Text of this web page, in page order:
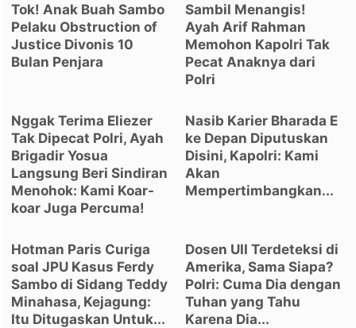
Tok! Anak Buah Sambo
Pelaku Obstruction of
Justice Divonis 10
Bulan Penjara
Sambil Menangis!
Ayah Arif Rahman
Memohon Kapolri Tak
Pecat Anaknya dari
Polri
Nggak Terima Eliezer
Tak Dipecat Polri, Ayah
Brigadir Yosua
Langsung Beri Sindiran
Menohok: Kami Koar-
koar Juga Percuma!
Nasib Karier Bharada E
ke Depan Diputuskan
Disini, Kapolri: Kami
Akan
Mempertimbangkan...
Hotman Paris Curiga
soal JPU Kasus Ferdy
Sambo di Sidang Teddy
Minahasa, Kejagung:
Itu Ditugaskan Untuk...
Dosen UII Terdeteksi di
Amerika, Sama Siapa?
Polri: Cuma Dia dengan
Tuhan yang Tahu
Karena Dia...